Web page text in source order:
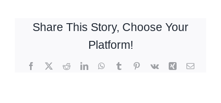
Share This Story, Choose Your
Platform!
Facebook
TwitterRedditLinkedInWhatsApp
TumblrPinterest
Vk Xing Email